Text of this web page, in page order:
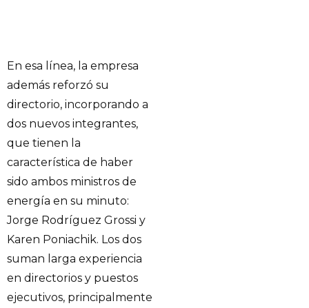
En esa línea, la empresa
además reforzó su
directorio, incorporando a
dos nuevos integrantes,
que tienen la
característica de haber
sido ambos ministros de
energía en su minuto:
Jorge Rodríguez Grossi y
Karen Poniachik. Los dos
suman larga experiencia
en directorios y puestos
ejecutivos, principalmente